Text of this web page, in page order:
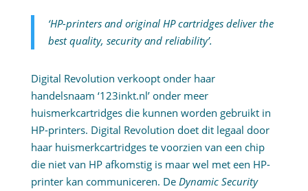
‘HP-printers and original HP cartridges deliver the
best quality, security and reliability’.
Digital Revolution verkoopt onder haar
handelsnaam ‘123inkt.nl’ onder meer
huismerkcartridges die kunnen worden gebruikt in
HP-printers. Digital Revolution doet dit legaal door
haar huismerkcartridges te voorzien van een chip
die niet van HP afkomstig is maar wel met een HP-
printer kan communiceren. De Dynamic Security